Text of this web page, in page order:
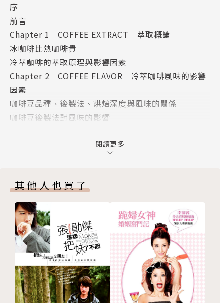
與口感，但都屬於冷萃咖啡。冷萃咖啡的原理和冷泡茶
是一樣的，就是以低溫長時間浸泡的方式讓咖啡內的風
味慢慢溶出。
本書要教讀者自製沁涼無比、口齒留香的冷粹咖啡飲
品。有關咖啡豆的選擇、冰滴設備的選擇、冰滴、水
滴、冰釀的不同萃取法、口感的掌握、香氣的獲取、保
存方法....等等都是一杯冰咖啡好壞的關鍵。作者利用
三種方法製做冷萃咖啡，並且針對風味做了以下最貼切
的形容。
冰釀法：以萃取好的咖啡放冷藏發酵，或將咖啡粉泡在
室溫中，放冷藏發酵，有如陳年的女兒紅。
濾茶袋浸泡法
：與茶包一樣浸泡於冷水中，放冷藏發
酵，有如清爽的冷泡茶。
能喝到和酒一樣風味和香氣的冷萃咖啡時，喝咖啡的
樂趣更加提升。冷萃咖啡就如同它的風味，需要放在冷
藏室下慢慢發酵，隨著封存時間愈久而愈甘醇無比。本
書所有相關的知識與製作方法將帶來全新的咖啡享受。
序
前言
Chapter 1 COFFEE EXTRACT 萃取概論
冰咖啡比熱咖啡貴
冷萃咖啡的萃取原理與影響因素
Chapter 2 COFFEE FLAVOR 冷萃咖啡風味的影響
因素
咖啡豆品種、後製法、烘焙深度與風味的關係
咖啡豆後製法對風味的影響
過濾咖啡的材料對風味的影響
Chapter 3 COLD BREW COFFEE 三種冷萃方式造
冷萃咖啡的咖啡因是否比較低？
Chapter 4 STEP BY STEP 冷萃咖啡製作過程
冷萃咖啡使用工具
四種冷萃咖啡做法
Chapter 5 TASTING EXERCISES 冷萃咖啡風味與
香氣的品嘗與練習
如何品嚐一杯冷萃咖啡
冷萃咖啡風味實驗比較
冷萃咖啡的飲用法
閱讀更多
其他人也買了